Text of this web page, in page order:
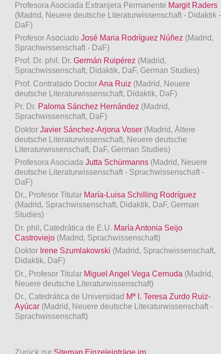
Profesora Asociada Extranjera Permanente Margit Raders
(Madrid, Neuere deutsche Literaturwissenschaft - Didaktik -
DaF)
Profesor Asociado José Maria Rodríguez Núñez (Madrid,
Sprachwissenschaft - DaF)
Prof. Dr. phil. Dr. Germán Ruipérez (Madrid,
Sprachwissenschaft, Didaktik, DaF, German Studies)
Prof. Contratado DoctorAna Ruiz (Madrid, Neuere
deutsche Literaturwissenschaft, Didaktik, DaF)
Pr. Dr. Paloma Sánchez Hernández (Madrid,
Sprachwissenschaft, DaF)
Doktor Javier Sánchez-Arjona Voser (Madrid, Ältere
deutsche Literaturwissenschaft, Neuere deutsche
Literaturwissenschaft, DaF, German Studies)
Profesora Asociada Jutta Schürmanns (Madrid, Neuere
deutsche Literaturwissenschaft - Sprachwissenschaft -
DaF)
Dr., Profesor Titular María-Luisa Schilling Rodríguez
(Madrid, Sprachwissenschaft, Didaktik, DaF, German
Studies)
Dr. phil, Catedrática de E.U. María Antonia Seijo
Castroviejo (Madrid, Sprachwissenschaft)
Doktor Irene Szumlakowski (Madrid, Sprachwissenschaft,
Didaktik, DaF)
Dr., Profesor Titular Miguel Angel Vega Cernuda (Madrid,
Neuere deutsche Literaturwissenschaft)
Dr., Catedrática de Universidad Mª I. Teresa Zurdo Ruiz-
Ayúcar (Madrid, Neuere deutsche Literaturwissenschaft -
Sprachwissenschaft)
Zurück zur Sitemap Einzeleinträge im